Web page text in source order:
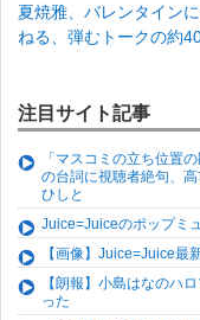
夏焼雅、バレンタイン
ねる、弾むトークの約
注目サイト記事
「マスコミの立ち位置
の台詞に視聴者絶句、
ひしと
Juice=Juiceのポップミ
【画像】
【朗報】小島はなのハ
った